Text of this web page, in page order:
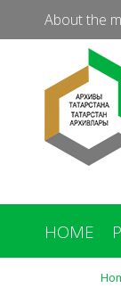
About the
HOME